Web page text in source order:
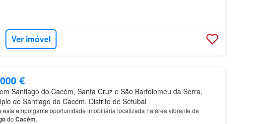
Ver imóvel
€
em Santiago do Cacém, Santa Cruz e São Bartolomeu da Serra,
de Santiago do Cacém, Distrito de Setúbal
esta empolgante oportunidade imobiliária localizada na área vibrante de
do Cacém.